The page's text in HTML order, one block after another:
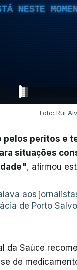
NESTE
Foto: Rui
pelos peritos e
situações
, afirmou
aos
de Porto
da Saúde
de